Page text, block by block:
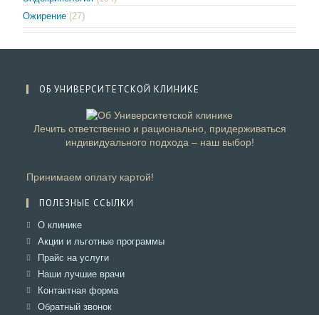
Ожирение (27)
ОБ УНИВЕРСИТЕТСКОЙ КЛИНИКЕ
Лечить ответственно и рационально, придерживаться
индивидуального подхода – наш выбор!
Принимаем оплату картой!
ПОЛЕЗНЫЕ ССЫЛКИ
О клиникеОткроется
в
вкладке
Акции и льготные программыОткроется
Прайс на услугиОткроется
в
вкладке
Наши лучшие врачиОткроется
Контактная формаОткроется
Обратный звонокОткроется